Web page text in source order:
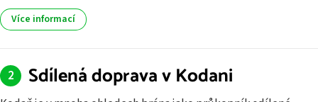
Více informací
Sdílená doprava v Kodani